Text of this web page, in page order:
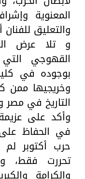
المعنوية
والتعليق
و تلا عرض
القهوجي
بوجوده في كلية
وخريجيها ممن
التاريخ في مصر
وأكد على
في الحفاظ
حرب أكتوبر
تحررت فقط،
والكرامة